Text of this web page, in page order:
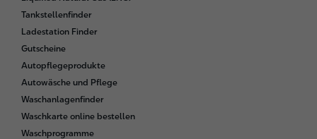
e
r
Tankstellenfinder
Ladestation Finder
Gutscheine
Autopflegeprodukte
Autowäsche und Pflege
Waschanlagenfinder
Waschkarte online bestellen
Waschprogramme